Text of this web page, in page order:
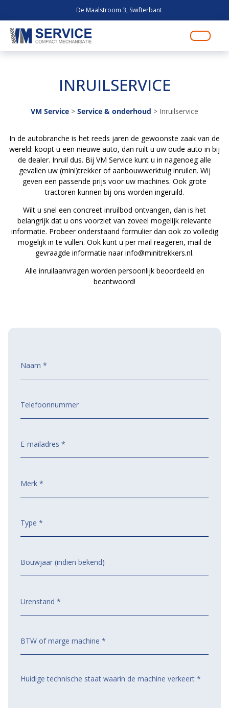
De Maalstroom 3, Swifterbant
INRUILSERVICE
VM Service > Service & onderhoud > Inruilservice
In de autobranche is het reeds jaren de gewoonste zaak van de
wereld: koopt u een nieuwe auto, dan ruilt u uw oude auto in bij
de dealer. Inruil dus. Bij VM Service kunt u in nagenoeg alle
gevallen uw (mini)trekker of aanbouwwerktuig inruilen. Wij
geven een passende prijs voor uw machines. Ook grote
tractoren kunnen bij ons worden ingeruild.
Wilt u snel een concreet inruilbod ontvangen, dan is het
belangrijk dat u ons voorziet van zoveel mogelijk relevante
informatie. Probeer onderstaand formulier dan ook zo volledig
mogelijk in te vullen. Ook kunt u per mail reageren, mail de
gevraagde informatie naarinfo@minitrekkers.nl.
Alle inruilaanvragen worden persoonlijk beoordeeld en
beantwoord!